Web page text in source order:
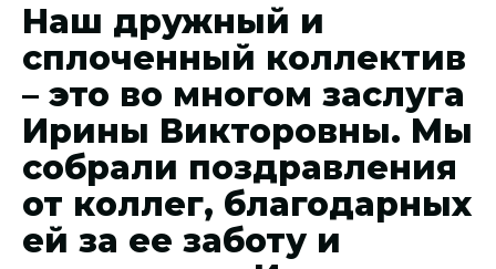
Наш дружный и
сплоченный коллектив
– это во многом заслуга
Ирины Викторовны. Мы
собрали поздравления
от коллег, благодарных
ей за ее заботу и